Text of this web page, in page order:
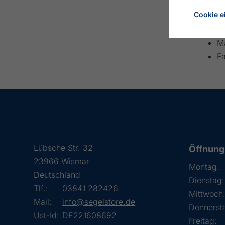
Lübsche Str. 32
23966 Wismar
Deutschland
Tlf.:
03841 282426
Mail:
info@segelstore.de
Ust-Id: DE221608692
Montag:
Dienstag:
Mittwoch:
Freitag:
Cookie